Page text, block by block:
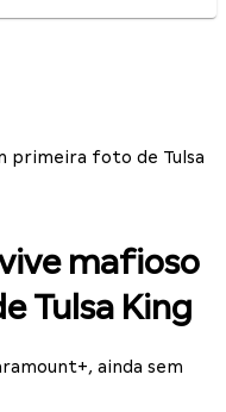
primeira foto de Tulsa
mafioso
Tulsa King
ainda sem